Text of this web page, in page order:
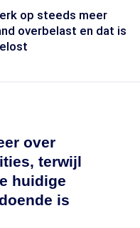
op steeds meer
overbelast en dat is
over
terwijl
huidige
is